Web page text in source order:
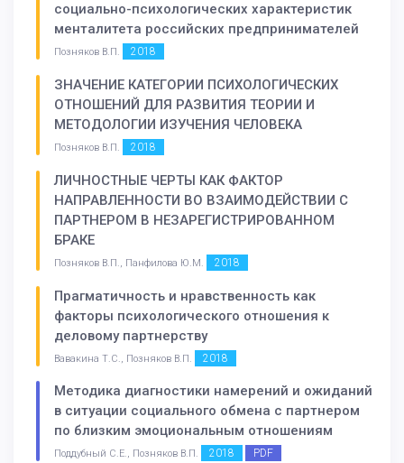
социально-психологических характеристик
менталитета российских предпринимателей
Позняков В.П. 2018
ЗНАЧЕНИЕ КАТЕГОРИИ ПСИХОЛОГИЧЕСКИХ
ОТНОШЕНИЙ ДЛЯ РАЗВИТИЯ ТЕОРИИ И
МЕТОДОЛОГИИ ИЗУЧЕНИЯ ЧЕЛОВЕКА
Позняков В.П. 2018
ЛИЧНОСТНЫЕ ЧЕРТЫ КАК ФАКТОР
НАПРАВЛЕННОСТИ ВО ВЗАИМОДЕЙСТВИИ С
ПАРТНЕРОМ В НЕЗАРЕГИСТРИРОВАННОМ
БРАКЕ
Позняков В.П., Панфилова Ю.М. 2018
Прагматичность и нравственность как
факторы психологического отношения к
деловому партнерству
Вавакина Т.С., Позняков В.П. 2018
Методика диагностики намерений и ожиданий
в ситуации социального обмена с партнером
по близким эмоциональным отношениям
Поддубный С.Е., Позняков В.П. 2018 PDF